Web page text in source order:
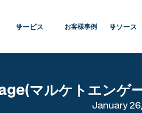
サービス お客様事例 リソース
マルケトエンゲ
January